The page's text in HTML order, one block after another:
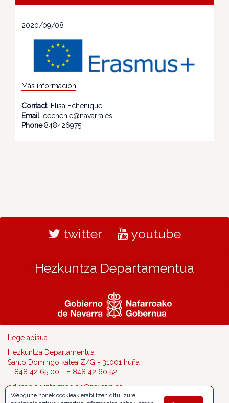
2020/09/08
Más información
Contact: Elisa Echenique
Email: eechenie@navarra.es
Phone:848426975
twitter youtube
Hezkuntza Departamentua
Lege abisua
Hezkuntza Departamentua
Santo Domingo kalea Z/G - 31001 Iruña
T 848 42 65 00 - F 848 42 60 52
educacion.informacion@navarra.es
Webgune honek cookieak erabiltzen ditu, zure